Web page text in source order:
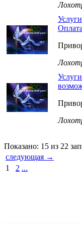
Показано: 15 из 22
следующая →
1
2 ...